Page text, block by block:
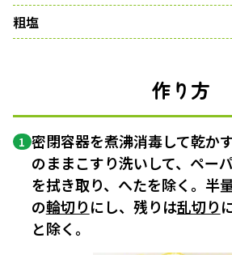
粗塩
作り方
1 密閉容器を煮沸消毒して乾か
のままこすり洗いして、ペー
を拭き取り、へたを除く。半
の輪切りにし、残りは乱切り
と除く。